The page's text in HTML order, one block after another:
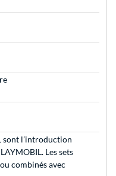
sont l’introduction
Les sets
combinés avec